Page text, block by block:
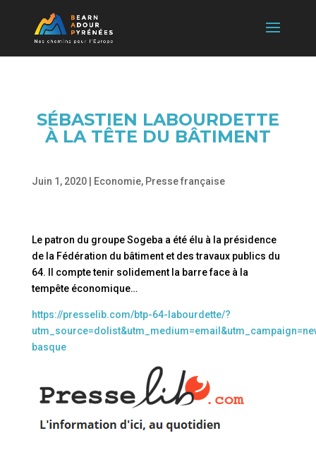
SÉBASTIEN LABOURDETTE
À LA TÊTE DU BÂTIMENT
Juin 1, 2020| Economie, Presse française
Le patron du groupe Sogeba a été élu à la présidence
de la Fédération du bâtiment et des travaux publics du
64. Il compte tenir solidement la barre face à la
tempête économique…
https://presselib.com/btp-64-labourdette/?
basque